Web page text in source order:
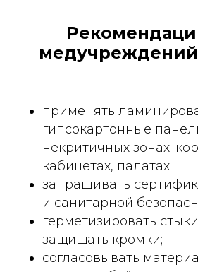
применять
гипсокартонные
некритичных зонах:
кабинетах, палатах;
запрашивать
и санитарной
герметизировать
защищать кромки;
согласовывать